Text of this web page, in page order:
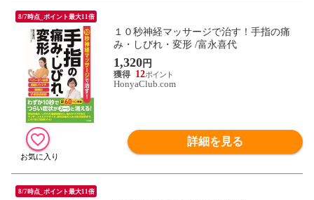
8/7時点_ポイント最大11倍
１０秒神経マッサージで治す！手指の痛
み・しびれ・変形 /富永喜代
1,320円
12
HonyaClub.com
詳細を見る
8/7時点_ポイント最大11倍